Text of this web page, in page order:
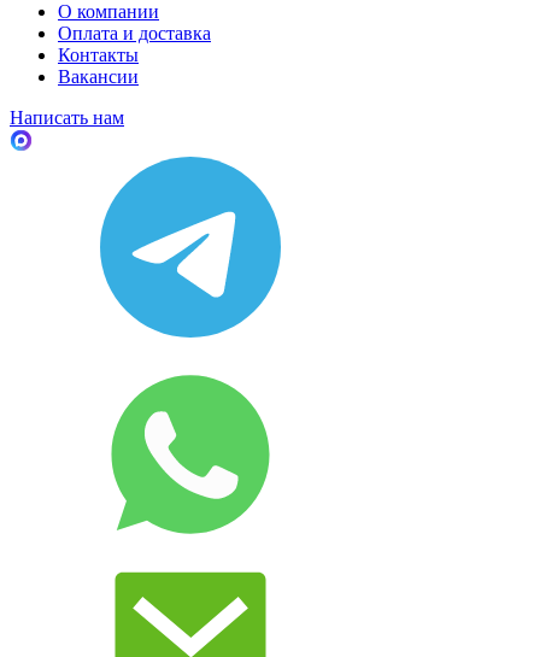
О компании
Оплата и доставка
Контакты
Вакансии
Написать нам